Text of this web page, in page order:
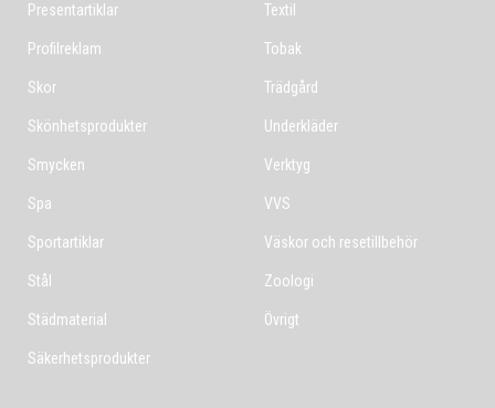
Presentartiklar
Profilreklam
Skor
Skönhetsprodukter
Smycken
Spa
Sportartiklar
Stål
Städmaterial
Säkerhetsprodukter
Textil
Tobak
Trädgård
Underkläder
Verktyg
VVS
Väskor och resetillbehör
Zoologi
Övrigt